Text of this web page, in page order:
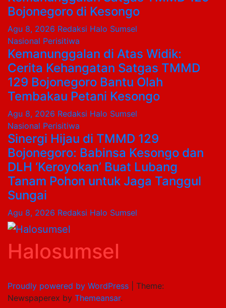
Bojonegoro di Kesongo
Agu 8, 2026 Redaksi Halo Sumsel
Nasional Perisitiwa
Kemanunggalan di Atas Widik:
Cerita Kehangatan Satgas TMMD
129 Bojonegoro Bantu Olah
Tembakau Petani Kesongo
Agu 8, 2026 Redaksi Halo Sumsel
Nasional Perisitiwa
Sinergi Hijau di TMMD 129
Bojonegoro: Babinsa Kesongo dan
DLH ‘Keroyokan’ Buat Lubang
Tanam Pohon untuk Jaga Tanggul
Sungai
Agu 8, 2026 Redaksi Halo Sumsel
Halosumsel
Proudly powered by WordPress
Theme:
Newspaperex by Themeansar.